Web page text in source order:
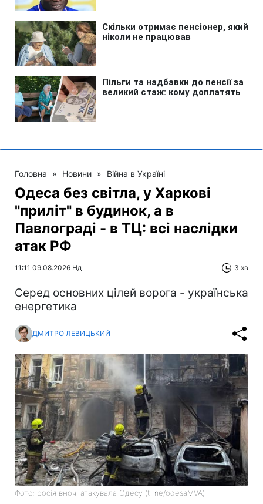
Головна » Новини » Війна в Україні
Одеса без світла, у Харкові
"приліт" в будинок, а в
Павлограді - в ТЦ: всі наслідки
атак РФ
11:11 09.08.2026 Нд 3 хв
Серед основних цілей ворога - українська
енергетика
ДМИТРО ЛЕВИЦЬКИЙ
Фото: росія вночі атакувала Одесу (t.me/odesaMVA)